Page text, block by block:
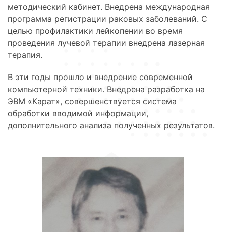
методический кабинет. Внедрена международная
программа регистрации раковых заболеваний. С
целью профилактики лейкопении во время
проведения лучевой терапии внедрена лазерная
терапия.
В эти годы прошло и внедрение современной
компьютерной техники. Внедрена разработка на
ЭВМ «Карат», совершенствуется система
обработки вводимой информации,
дополнительного анализа полученных результатов.